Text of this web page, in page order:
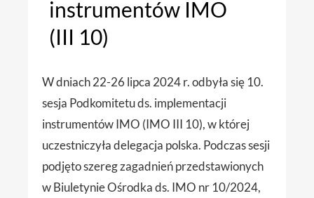
instrumentów IMO
(III 10)
W dniach 22-26 lipca 2024 r. odbyła się 10.
sesja Podkomitetu ds. implementacji
instrumentów IMO (IMO III 10), w której
uczestniczyła delegacja polska. Podczas sesji
podjęto szereg zagadnień przedstawionych
w Biuletynie Ośrodka ds. IMO nr 10/2024,